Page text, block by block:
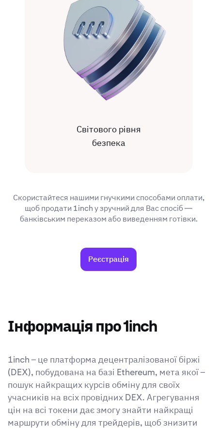
Світового рівня
безпека
Скористайтеся нашими гнучкими способами оплати,
щоб продати 1inch у зручний для Вас спосіб —
банківським переказом або виведенням готівки.
Реєстрація
Інформація про 1inch
1inch – це платформа децентралізованої біржі
(DEX), побудована на базі Ethereum, мета якої –
пошук найкращих курсів обміну для своїх
учасників на всіх провідних DEX. Агрегування
цін на всі токени дає змогу знайти найкращі
маршрути обміну для трейдерів, щоб знизити